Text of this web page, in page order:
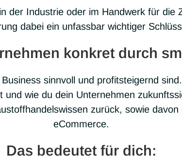
der Indus­trie oder im Hand­werk für die
dabei ein unfass­bar wich­ti­ger
konkret durch
sinn­voll und pro­fit­stei­gernd
wie du dein Unter­neh­men
zurück, sowie
eCom­merce.
Das bedeutet für dich: